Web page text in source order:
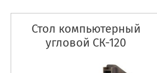
Стол компьютерный
угловой СК-120